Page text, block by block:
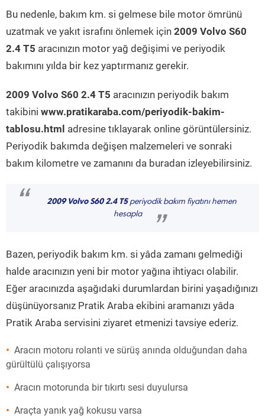
Bu nedenle, bakım km. si gelmese bile motor ömrünü
uzatmak ve yakıt israfını önlemek için 2009 Volvo S60
2.4 T5 aracınızın motor yağ değişimi ve periyodik
bakımını yılda bir kez yaptırmanız gerekir.
2009 Volvo S60 2.4 T5 aracınızın periyodik bakım
takibini www.pratikaraba.com/periyodik-bakim-
tablosu.html adresine tıklayarak online görüntülersiniz.
Periyodik bakımda değişen malzemeleri ve sonraki
bakım kilometre ve zamanını da buradan izleyebilirsiniz.
“ 2009 Volvo S60 2.4 T5periyodik bakım fiyatını hemen
hesapla
”
Bazen, periyodik bakım km. si yâda zamanı gelmediği
halde aracınızın yeni bir motor yağına ihtiyacı olabilir.
Eğer aracınızda aşağıdaki durumlardan birini yaşadığınızı
düşünüyorsanız Pratik Araba ekibini aramanızı yâda
Pratik Araba servisini ziyaret etmenizi tavsiye ederiz.
Aracın motoru rolanti ve sürüş anında olduğundan daha
gürültülü çalışıyorsa
Aracın motorunda bir tıkırtı sesi duyulursa
Araçta yanık yağ kokusu varsa